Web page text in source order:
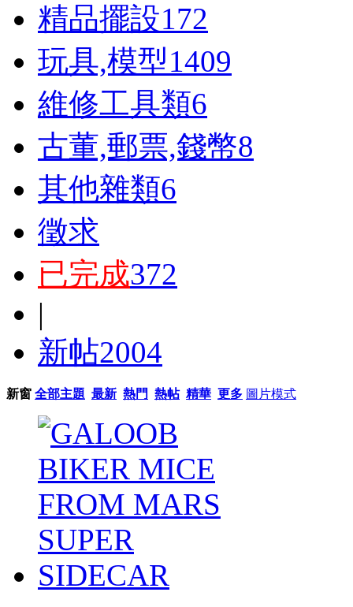
精品擺設172
玩具,模型1409
維修工具類6
古董,郵票,錢幣8
其他雜類6
徵求
已完成372
|
新帖2004
新窗 全部主題 最新 熱門 熱帖 精華 更多 圖片模式